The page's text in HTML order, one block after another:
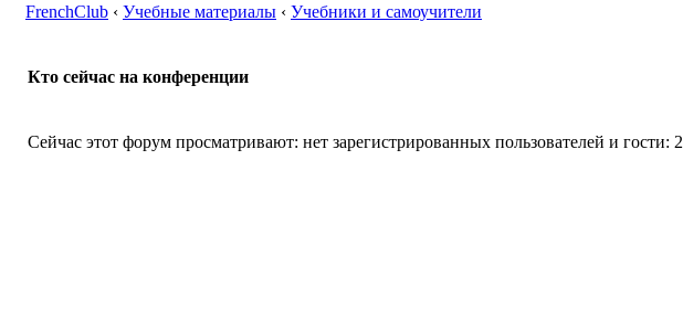
FrenchClub ‹ Учебные материалы ‹ Учебники и самоучители
Кто сейчас на конференции
Сейчас этот форум просматривают: нет зарегистрированных пользователей и гости: 2